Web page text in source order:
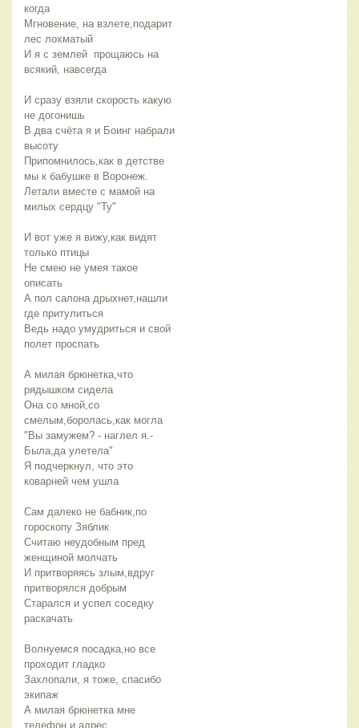
когда
Мгновение, на взлете,подарит
лес лохматый
И я с землей  прощаюсь на
всякий, навсегда
И сразу взяли скорость какую
не догонишь
В два счёта я и Боинг набрали
высоту
Припомнилось,как в детстве
мы к бабушке в Воронеж.
Летали вместе с мамой на
милых сердцу "Ту"
И вот уже я вижу,как видят
только птицы
Не смею не умея такое
описать
А пол салона дрыхнет,нашли
где притулиться
Ведь надо умудриться и свой
полет проспать
А милая брюнетка,что
рядышком сидела
Она со мной,со
смелым,боролась,как могла
"Вы замужем? - наглел я.-
Была,да улетела"
Я подчеркнул, что это
коварней чем ушла
Сам далеко не бабник,по
гороскопу Зяблик
Считаю неудобным пред
женщиной молчать
И притворяясь злым,вдруг
притворялся добрым
Старался и успел соседку
раскачать
Волнуемся посадка,но все
проходит гладко
Захлопали, я тоже, спасибо
экипаж
А милая брюнетка мне
телефон и адрес